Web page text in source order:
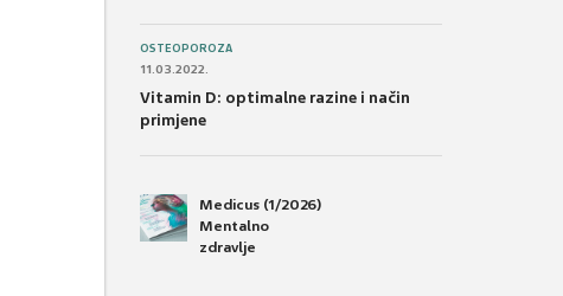
OSTEOPOROZA
11.03.2022.
Vitamin D: optimalne razine i način
primjene
Medicus (1/2026)
Mentalno
zdravlje